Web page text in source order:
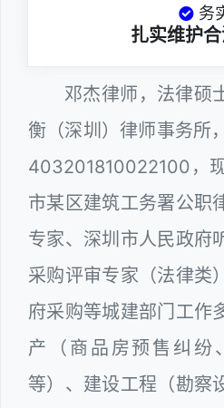
务
扎实维护
邓杰律师，法律硕
衡（深圳）律师事务所
403201810022100，
市某区建筑工务署公职
专家、深圳市人民政府
采购评审专家（法律类
府采购等城建部门工作
产（商品房预售纠纷
等）、建设工程（勘察